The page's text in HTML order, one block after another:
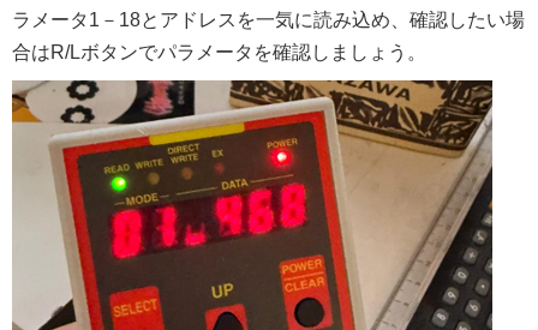
ラメータ1－18とアドレスを一気に読み込め、確認したい場
合はR/Lボタンでパラメータを確認しましょう。